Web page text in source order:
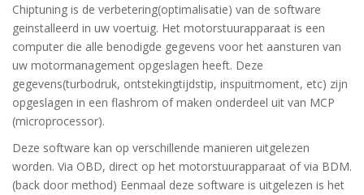
Chiptuning is de verbetering(optimalisatie) van de software
geinstalleerd in uw voertuig. Het motorstuurapparaat is een
computer die alle benodigde gegevens voor het aansturen van
uw motormanagement opgeslagen heeft. Deze
gegevens(turbodruk, ontstekingtijdstip, inspuitmoment, etc) zijn
opgeslagen in een flashrom of maken onderdeel uit van MCP
(microprocessor).
Deze software kan op verschillende manieren uitgelezen
worden. Via OBD, direct op het motorstuurapparaat of via BDM.
(back door method) Eenmaal deze software is uitgelezen is het